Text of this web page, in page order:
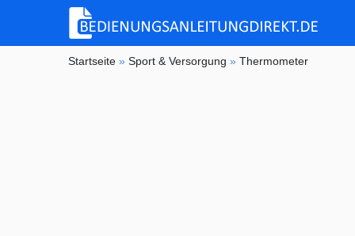
Startseite »Sport & Versorgung »Thermometer